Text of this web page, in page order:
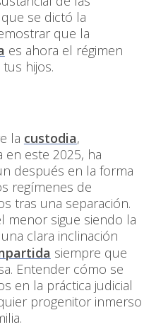
se dictó la
que la
es ahora el régimen
hijos.
la custodia,
en este 2025, ha
después en la forma
regímenes de
tras una separación.
menor sigue siendo la
clara inclinación
siempre que
Entender cómo se
en la práctica judicial
progenitor inmerso